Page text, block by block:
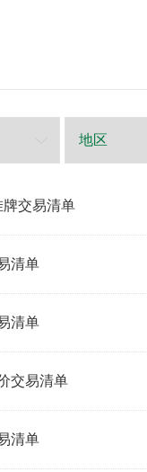
牌交易清单
清单
清单
交易清单
清单